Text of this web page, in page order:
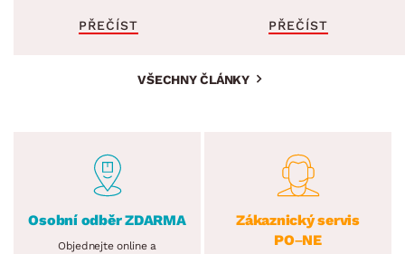
PŘEČÍST PŘEČÍST
VŠECHNY ČLÁNKY
Osobní odběr ZDARMA
Objednejte online a
Zákaznický servis
PO–NE